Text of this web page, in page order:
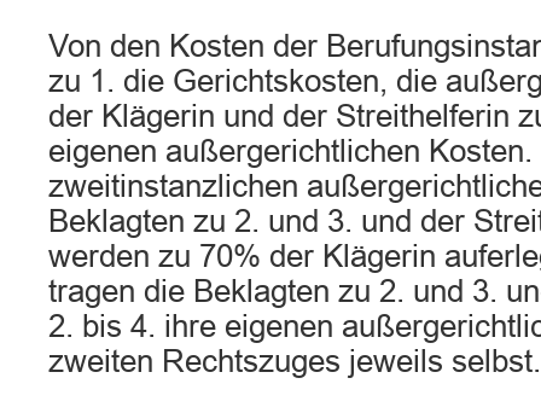
Von den Kosten der
zu 1. die Gerichtskosten, die
der Klägerin und der Streithelferin
eigenen außergerichtlichen Kosten.
zweitinstanzlichen
Beklagten zu 2. und 3. und der
werden zu 70% der Klägerin
tragen die Beklagten zu 2. und 3.
2. bis 4. ihre eigenen
zweiten Rechtszuges jeweils selbst.